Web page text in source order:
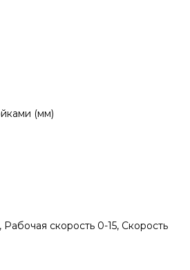
(мм)
скорость 0-15, Скорость